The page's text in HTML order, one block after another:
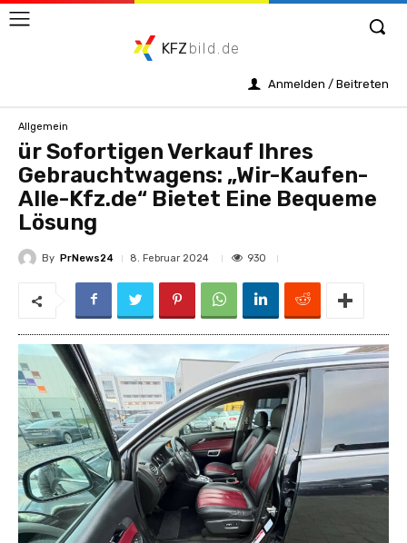
KFZ bild.de
Anmelden / Beitreten
Allgemein
ür Sofortigen Verkauf Ihres
Gebrauchtwagens: „Wir-Kaufen-
Alle-Kfz.de“ Bietet Eine Bequeme
Lösung
By PrNews24 8. Februar 2024 930